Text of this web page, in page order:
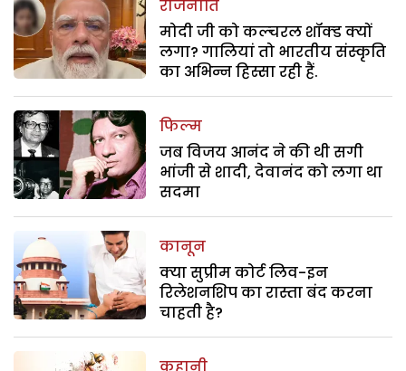
राजनीति
मोदी जी को कल्चरल शॉक्ड क्यों
लगा? गालियां तो भारतीय संस्कृति
का अभिन्न हिस्सा रही हैं.
फिल्म
जब विजय आनंद ने की थी सगी
भांजी से शादी, देवानंद को लगा था
सदमा
कानून
क्या सुप्रीम कोर्ट लिव-इन
रिलेशनशिप का रास्ता बंद करना
चाहती है?